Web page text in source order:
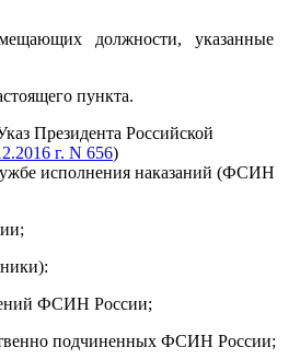
должности, указанные
пункта.
Президента Российской
г. N 656)
исполнения наказаний (ФСИН
ФСИН России;
подчиненных ФСИН России;